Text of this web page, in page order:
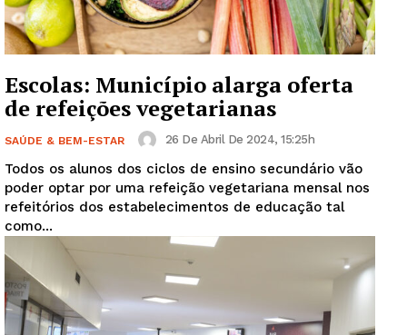
Escolas: Município alarga oferta
de refeições vegetarianas
SAÚDE & BEM-ESTAR 26 De Abril De 2024, 15:25h
Todos os alunos dos ciclos de ensino secundário vão
poder optar por uma refeição vegetariana mensal nos
refeitórios dos estabelecimentos de educação tal
como...